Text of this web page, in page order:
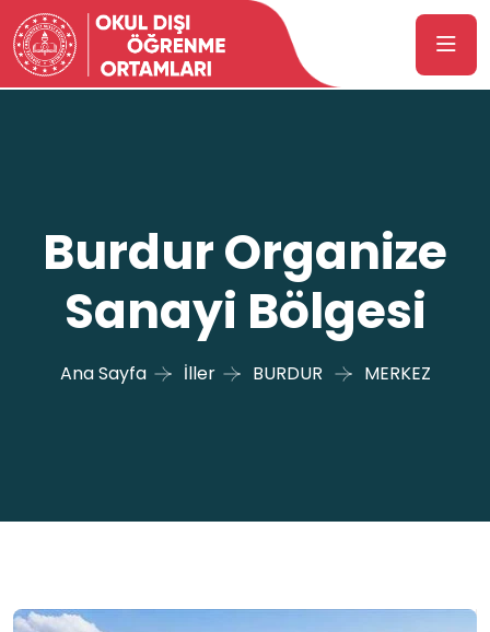
Burdur Organize
Sanayi Bölgesi
Ana Sayfa İller BURDUR MERKEZ